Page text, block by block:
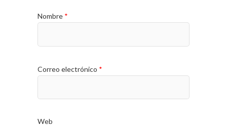
Nombre *
Correo electrónico *
Web